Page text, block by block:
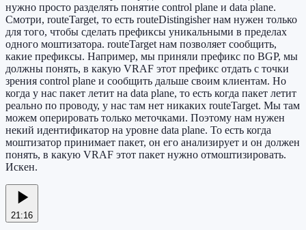
нужно просто разделять понятие control plane и data plane.
Смотри, routeTarget, то есть routeDistingisher нам нужен только
для того, чтобы сделать префиксы уникальными в пределах
одного моштизатора. routeTarget нам позволяет сообщить,
какие префиксы. Например, мы приняли префикс по BGP, мы
должны понять, в какую VRAF этот префикс отдать с точки
зрения control plane и сообщить дальше своим клиентам. Но
когда у нас пакет летит на data plane, то есть когда пакет летит
реально по проводу, у нас там нет никаких routeTarget. Мы там
можем оперировать только меточками. Поэтому нам нужен
некий идентификатор на уровне data plane. То есть когда
моштизатор принимает пакет, он его анализирует и он должен
понять, в какую VRAF этот пакет нужно отмоштизировать.
Искен.
21:16